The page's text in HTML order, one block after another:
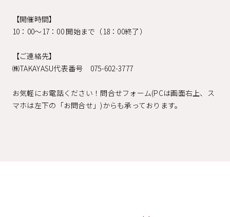
【開催時間】
10：00～17：00 開始まで（18：00終了）
【ご連絡先】
㈱TAKAYASU代表番号 075-602-3777
お気軽にお電話ください！問合せフォーム(PCは画面右上、ス
マホは左下の「お問合せ」)からも承っております。